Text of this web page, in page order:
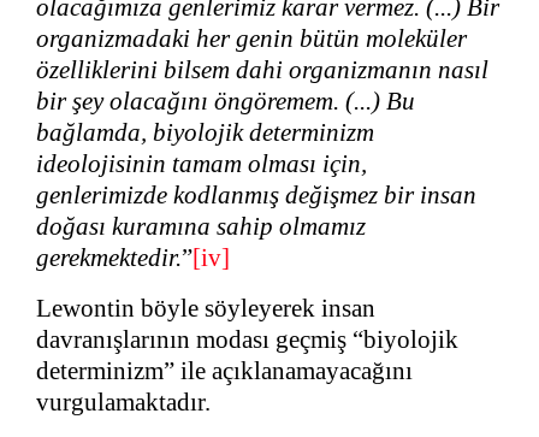
olacağımıza genlerimiz karar vermez. (...) Bir
organizmadaki her genin bütün moleküler
özelliklerini bilsem dahi organizmanın nasıl
bir şey olacağını öngöremem. (...) Bu
bağlamda, biyolojik determinizm
ideolojisinin tamam olması için,
genlerimizde kodlanmış değişmez bir insan
doğası kuramına sahip olmamız
gerekmektedir.”[iv]
Lewontin böyle söyleyerek insan
davranışlarının modası geçmiş “biyolojik
determinizm” ile açıklanamayacağını
vurgulamaktadır.